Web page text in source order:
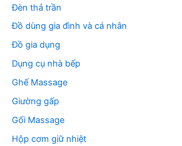
Đèn thả trần
Đồ dùng gia đình và cá nhân
Đồ gia dụng
Dụng cụ nhà bếp
Ghế Massage
Giường gấp
Gối Massage
Hộp cơm giữ nhiệt